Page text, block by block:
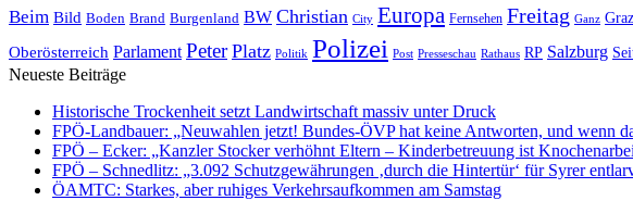
Beim Bild Boden Brand Burgenland BW Christian City Europa Fernsehen Freitag Ganz Graz
Oberösterreich Parlament Peter Platz Politik Polizei Post Presseschau Rathaus RP Salzburg
Neueste Beiträge
Historische Trockenheit setzt Landwirtschaft massiv unter Druck
FPÖ-Landbauer: „Neuwahlen jetzt! Bundes-ÖVP hat keine Antworten, und wenn
FPÖ – Ecker: „Kanzler Stocker verhöhnt Eltern – Kinderbetreuung ist
FPÖ – Schnedlitz: „3.092 Schutzgewährungen ‚durch die Hintertür‘ für Syrer
ÖAMTC: Starkes, aber ruhiges Verkehrsaufkommen am Samstag